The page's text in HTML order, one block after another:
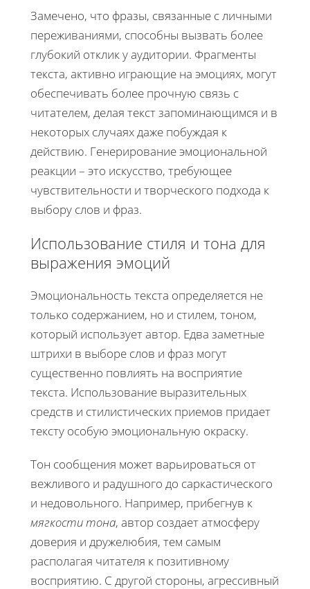
Замечено, что фразы, связанные с личными
переживаниями, способны вызвать более
глубокий отклик у аудитории. Фрагменты
текста, активно играющие на эмоциях, могут
обеспечивать более прочную связь с
читателем, делая текст запоминающимся и в
некоторых случаях даже побуждая к
действию. Генерирование эмоциональной
реакции – это искусство, требующее
чувствительности и творческого подхода к
выбору слов и фраз.
Использование стиля и тона для
выражения эмоций
Эмоциональность текста определяется не
только содержанием, но и стилем, тоном,
который использует автор. Едва заметные
штрихи в выборе слов и фраз могут
существенно повлиять на восприятие
текста. Использование выразительных
средств и стилистических приемов придает
тексту особую эмоциональную окраску.
Тон сообщения может варьироваться от
вежливого и радушного до саркастического
и недовольного. Например, прибегнув к
мягкости тона, автор создает атмосферу
доверия и дружелюбия, тем самым
располагая читателя к позитивному
восприятию. С другой стороны, агрессивный